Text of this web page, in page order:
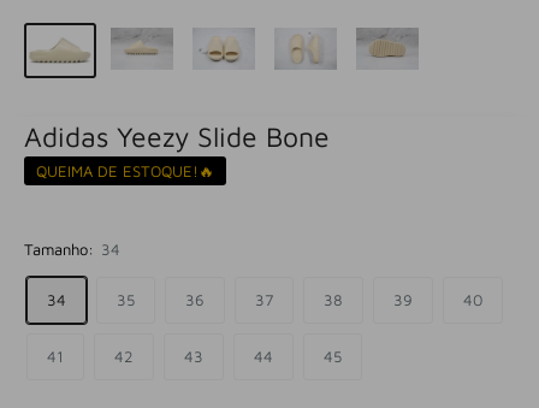
Adidas Yeezy Slide Bone
QUEIMA DE ESTOQUE!🔥
Tamanho: 34
34 35 36 37 38 39 40
41 42 43 44 45